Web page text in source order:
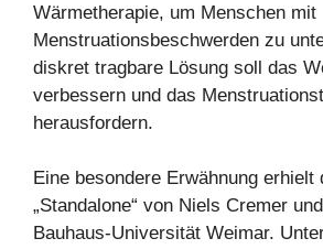
Wärmetherapie, um Menschen mit
Menstruationsbeschwerden zu
diskret tragbare Lösung soll das
verbessern und das
herausfordern.
Eine besondere Erwähnung erhielt
„Standalone“ von Niels Cremer
Bauhaus-Universität Weimar.